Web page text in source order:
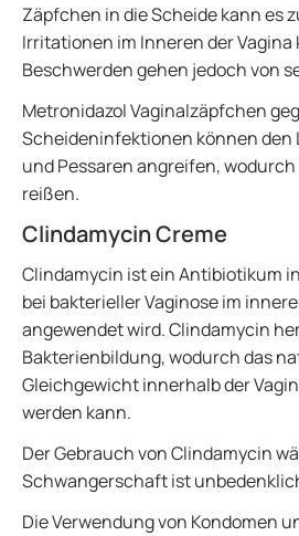
Zäpfchen in die Scheide kann es
Irritationen im Inneren der Vagina
Beschwerden gehen jedoch von
Metronidazol Vaginalzäpfchen
Scheideninfektionen können den
und Pessaren angreifen,
reißen.
Clindamycin Creme
Clindamycin ist ein Antibiotikum
bei bakterieller Vaginose im
angewendet wird. Clindamycin
Bakterienbildung, wodurch das
Gleichgewicht innerhalb der
werden kann.
Der Gebrauch von Clindamycin
Schwangerschaft ist
Die Verwendung von Kondomen